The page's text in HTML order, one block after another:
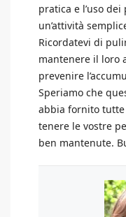
pratica e l’uso
un’attività
Ricordatevi di
mantenere il loro
prevenire
Speriamo che
abbia fornito
tenere le vostre
ben mantenute.